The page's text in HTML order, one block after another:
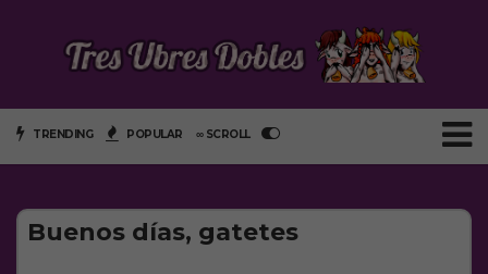
TRENDING POPULAR ∞ SCROLL
Buenos días, gatetes